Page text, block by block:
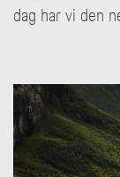
dag har vi den